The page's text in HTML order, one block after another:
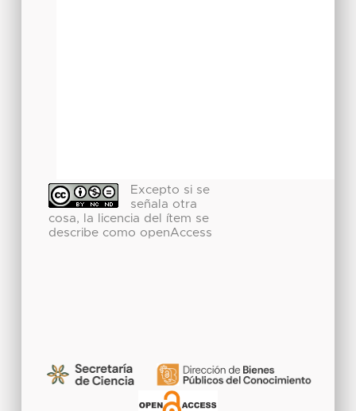
Excepto si se
señala otra
cosa, la licencia del ítem se
describe como openAccess